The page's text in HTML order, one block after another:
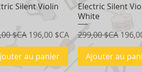
Aperçu rapide
Silent Violin
original
$CA Prix promotionnel
196,00 $CA
au panier
Aperçu rapide
Electric Silent
White
Prix original
299,00 $CA Prix
Ajouter au